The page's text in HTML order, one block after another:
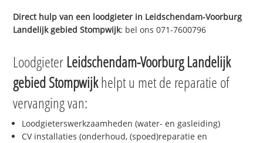
Direct hulp van een loodgieter in Leidschendam-Voorburg
Landelijk gebied Stompwijk: bel ons 071-7600796
Loodgieter Leidschendam-Voorburg Landelijk
gebied Stompwijkhelpt u met de reparatie of
vervanging van:
Loodgieterswerkzaamheden (water- en gasleiding)
CV installaties (onderhoud, (spoed)reparatie en